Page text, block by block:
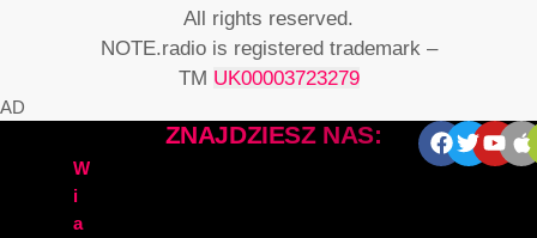
All rights reserved.
NOTE.radio is registered trademark –
TM UK00003723279
AD
W
i
a
ZNAJDZIESZ NAS: